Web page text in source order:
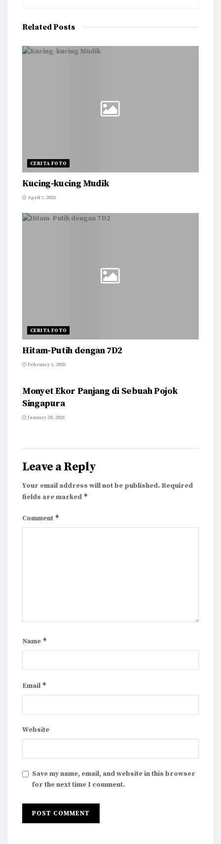
RelatedPosts
CERITA FOTO
Kucing-kucing Mudik
April 7, 2025
CERITA FOTO
Hitam-Putih dengan 7D2
February 1, 2025
Monyet Ekor Panjang di Sebuah Pojok
Singapura
January 30, 2025
Leave a Reply
Your email address will not be published. Required
fields are marked *
Comment *
Name *
Email *
Website
Save my name, email, and website in this browser
for the next time I comment.